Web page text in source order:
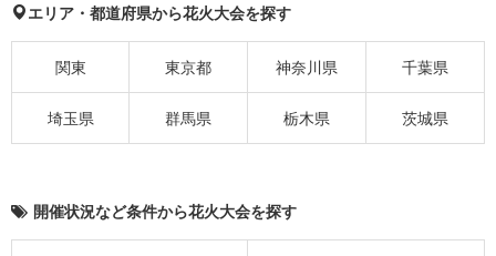
エリア・都道府県から花火大会を探す
関東 東京都 神奈川県 千葉県
埼玉県 群馬県 栃木県 茨城県
開催状況など条件から花火大会を探す